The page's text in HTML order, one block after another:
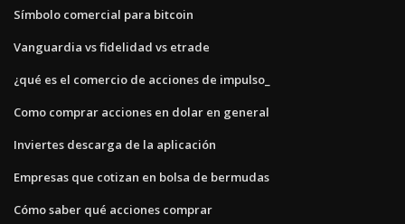
Símbolo comercial para bitcoin
Vanguardia vs fidelidad vs etrade
¿qué es el comercio de acciones de impulso_
Como comprar acciones en dolar en general
Inviertes descarga de la aplicación
Empresas que cotizan en bolsa de bermudas
Cómo saber qué acciones comprar